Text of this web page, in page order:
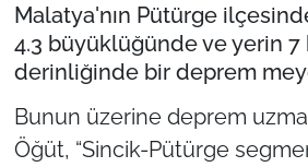
Malatya'nın Pütürge
4.3 büyüklüğünde ve yerin
derinliğinde bir deprem
Bunun üzerine deprem
Öğüt, “Sincik-Pütürge